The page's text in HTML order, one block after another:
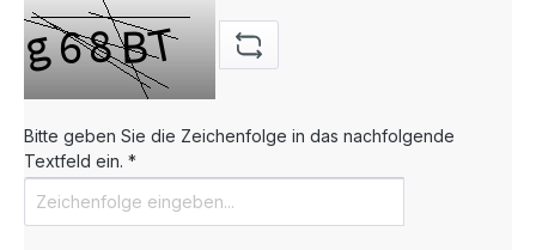
Bitte geben Sie die Zeichenfolge in das nachfolgende
Textfeld ein. *